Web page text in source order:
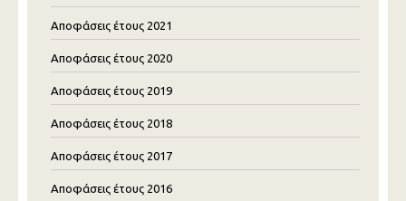
Αποφάσεις έτους 2021
Αποφάσεις έτους 2020
Αποφάσεις έτους 2019
Αποφάσεις έτους 2018
Αποφάσεις έτους 2017
Αποφάσεις έτους 2016